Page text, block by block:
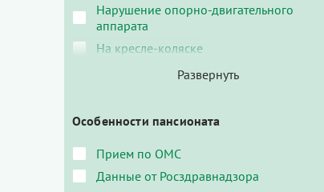
Нарушение опорно-двигательного
аппарата
На кресле-коляске
Особенности пансионата
Прием по ОМС
Данные от Росздравнадзора